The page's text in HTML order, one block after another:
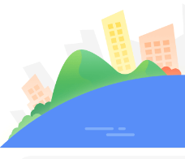
研学板块，在户外探